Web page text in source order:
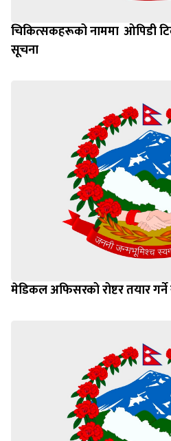
चिकित्सकहरूको नाममा ‌‍‌ ओपिडी
सूचना
मेडिकल अफिसरको रोष्टर तयार